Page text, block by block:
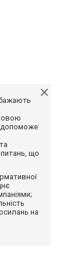
бажають
допоможе
що
на